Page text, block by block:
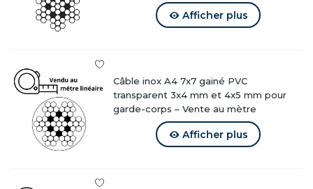
Arrimage et suspension
Disponible selon vos besoins :
Découpe à longueur
Couronne
Bobine complète
Afficher plus
Câble inox A4 7x7 gainé PVC
transparent 3x4 mm et 4x5 mm pour
garde-corps – Vente au mètre
Afficher plus